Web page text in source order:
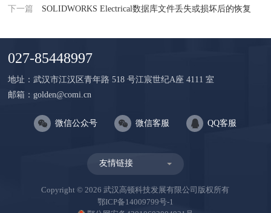
下一篇 SOLIDWORKS Electrical数据库文件丢失或损坏后的恢复
027-85448997
地址：武汉市江汉区青年路 518 号江宸世纪A座 4111 室
邮箱：golden@comi.cn
微信公众号 微信客服 QQ客服
友情链接
Copyright © 2026 武汉高顿科技发展有限公司版权所有
鄂ICP备14009799号-1